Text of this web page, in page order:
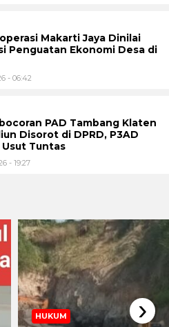
Makarti Jaya Dinilai
Penguatan Ekonomi Desa di
- 06:42
PAD Tambang Klaten
Disorot di DPRD, P3AD
Usut Tuntas
- 19:27
HUKUM ›